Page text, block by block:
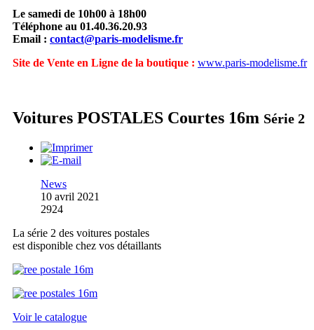
Le samedi de 10h00 à 18h00
Téléphone au 01.40.36.20.93
Email : contact@paris-modelisme.fr
Site de Vente en Ligne de la boutique : www.paris-modelisme.fr
Voitures POSTALES Courtes 16m Série 2
News
10 avril 2021
2924
La série 2 des voitures postales
est disponible chez vos détaillants
Voir le catalogue